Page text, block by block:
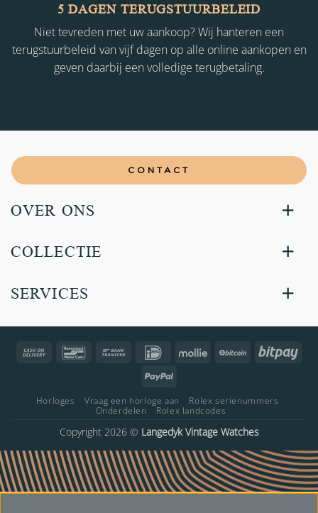
5 DAGEN TERUGSTUURBELEID
Niet tevreden met uw aankoop? Wij hanteren een
terugstuurbeleid van vijf dagen op alle online aankopen en
geven daarbij een volledige terugbetaling.
CONTACT
OVER ONS
COLLECTIE
SERVICES
Cash
Bancontact Bank
IDeal Mollie BitCoin
PayPal
Horloges Vraag een horloge aan
Rolex serienummers
Onderdelen
Rolex landcodes
Copyright 2026 © Langedyk Vintage Watches